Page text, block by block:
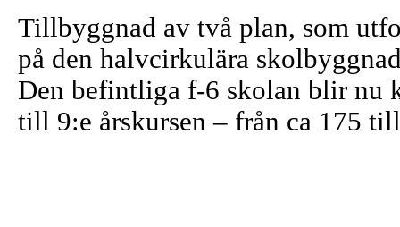
Tillbyggnad av två plan, som
på den halvcirkulära
Den befintliga f-6 skolan blir nu
till 9:e årskursen – från ca 175